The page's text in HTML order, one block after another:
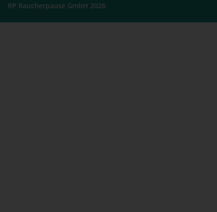
RP Raucherpause GmbH 2026